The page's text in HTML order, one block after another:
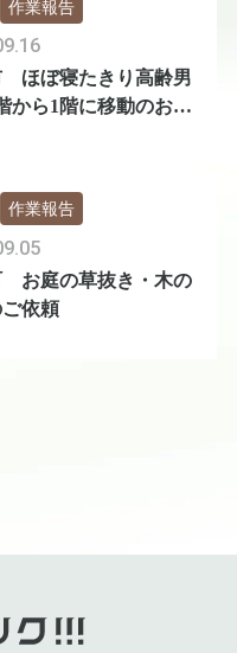
ほぼ寝たきり高齢男
ら1階に移動のお手
作業報告
お庭の草抜き・木の
依頼
作業報告